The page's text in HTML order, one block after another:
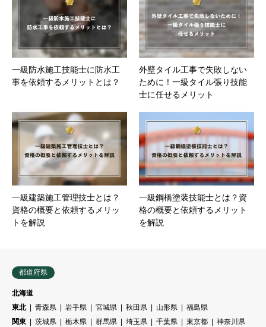
一級防水施工技能士に防水工
事を依頼するメリットとは？
外壁タイル工事で失敗しない
ために！一級タイル張り技能
士に任せるメリット
一級建築施工管理技士とは？
資格の概要と依頼するメリッ
トを解説
一級鋼橋塗装技能士とは？資
格の概要と依頼するメリット
を解説
都道府県
北海道
東北
青森県 岩手県 宮城県 秋田県 山形県
福島県
関東
茨城県 栃木県 群馬県 埼玉県 千葉県 東京都
神奈川県